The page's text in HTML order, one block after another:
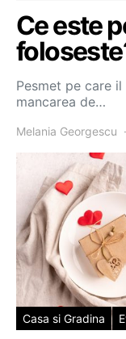
Ce este
Pesmet pe care
mancarea de…
Melania Georgescu
Casa si Gradina